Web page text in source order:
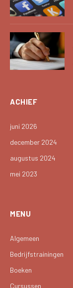
ACHIEF
juni 2026
december 2024
augustus 2024
mei 2023
MENU
Algemeen
Bedrijfstrainingen
Boeken
Cursussen